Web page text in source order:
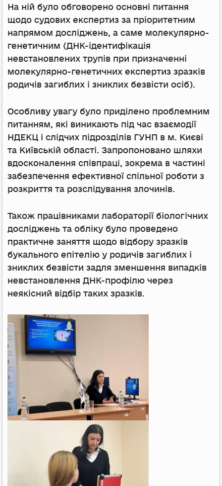
На ній було обговорено основні питання
щодо судових експертиз за пріоритетним
напрямом досліджень, а саме молекулярно-
генетичним (ДНК-ідентифікація
невстановлених трупів при призначенні
молекулярно-генетичних експертиз зразків
родичів загиблих і зниклих безвісти осіб).
Особливу увагу було приділено проблемним
питанням, які виникають під час взаємодії
НДЕКЦ і слідчих підрозділів ГУНП в м. Києві
та Київській області. Запропоновано шляхи
вдосконалення співпраці, зокрема в частині
забезпечення ефективної спільної роботи з
розкриття та розслідування злочинів.
Також працівниками лабораторії біологічних
досліджень та обліку було проведено
практичне заняття щодо відбору зразків
букального епітелію у родичів загиблих і
зниклих безвісти задля зменшення випадків
невстановлення ДНК-профілю через
неякісний відбір таких зразків.